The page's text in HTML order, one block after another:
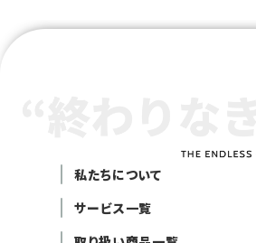
私たちについて
サービス一覧